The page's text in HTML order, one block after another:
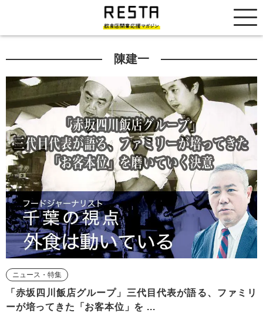
居抜き売却市場
陳建一
ニュース・特集
「赤坂四川飯店グループ」三代目代表が語る、ファミリ
ーが培ってきた「お客本位」を ...